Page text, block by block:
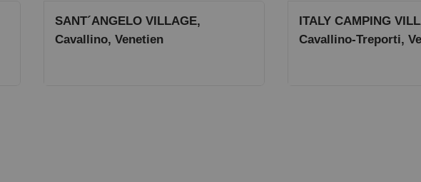
SANT´ANGELO VILLAGE,
Cavallino, Venetien
ITALY CAMPING
Cavallino-Treporti,